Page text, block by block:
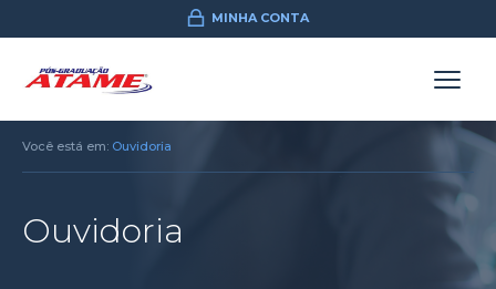
MINHA CONTA
Você está em: Ouvidoria
Ouvidoria